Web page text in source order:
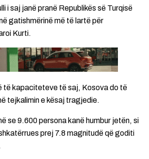
i saj janë pranë Republikës së Turqisë
gatishmërinë më të lartë për
Kurti.
të kapaciteteve të saj, Kosova do të
tejkalimin e kësaj tragjedie.
se 9.600 persona kanë humbur jetën, si
prej 7.8 magnitudë që goditi